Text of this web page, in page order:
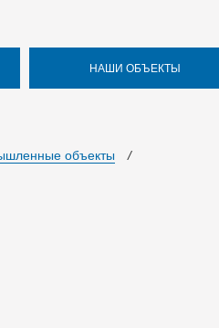
НАШИ ОБЪЕКТЫ
объекты
/